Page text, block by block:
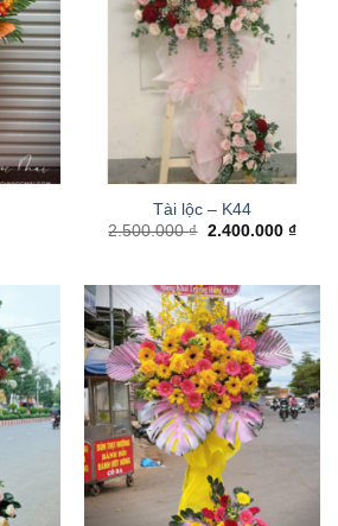
Tài lộc – K44
2.500.000₫ Giá
2.400.000 ₫Giá